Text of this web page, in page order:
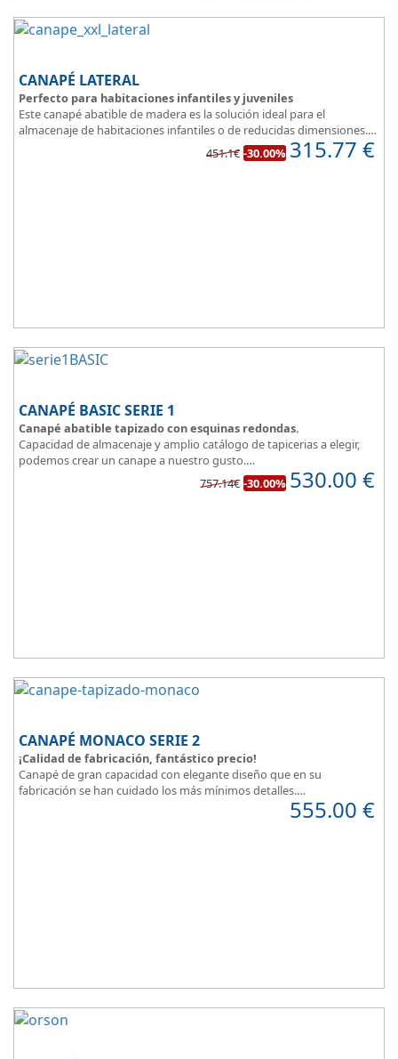
CANAPÉ LATERAL
Perfecto para habitaciones infantiles y juveniles
Este canapé abatible de madera es la solución ideal para el
almacenaje de habitaciones infantiles o de reducidas dimensiones.
Con esquinas redondeadas, que facilitan el paso en pequeñas
451.1€ -30.00% 315.77 €
CANAPÉ BASIC SERIE 1
Canapé abatible tapizado con esquinas redondas.
Capacidad de almacenaje y amplio catálogo de tapicerias a elegir,
podemos crear un canape a nuestro gusto.
Diseño, elegancia y funcionalidad se unen para ofrecerte la base del
757.14€ -30.00% 530.00 €
CANAPÉ MONACO SERIE 2
¡Calidad de fabricación, fantástico precio!
Canapé de gran capacidad con elegante diseño que en su
fabricación se han cuidado los más mínimos detalles.
Dispone de un amplio catálogo de tapicerias y polipieles a elegir,
personalizar a tu gusto todos los detalles y de
555.00 €